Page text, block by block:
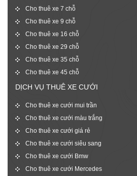
Cho thuê xe 7 chỗ
Cho thuê xe 9 chỗ
Cho thuê xe 16 chỗ
Cho thuê xe 29 chỗ
Cho thuê xe 35 chỗ
Cho thuê xe 45 chỗ
DỊCH VỤ THUÊ XE CƯỚI
Cho thuê xe cưới mui trần
Cho thuê xe cưới màu trắng
Cho thuê xe cưới giá rẻ
Cho thuê xe cưới siêu sang
Cho thuê xe cưới Bmw
Cho thuê xe cưới Mercedes